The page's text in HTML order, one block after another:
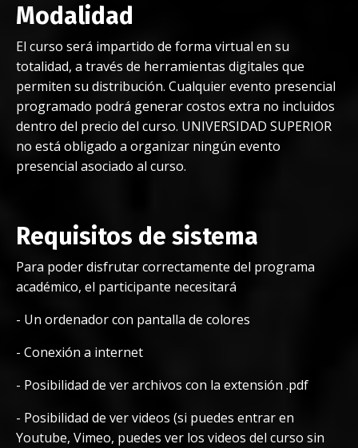
Modalidad
El curso será impartido de forma virtual en su
totalidad, a través de herramientas digitales que
permiten su distribución. Cualquier evento presencial
programado podrá generar costos extra no incluidos
dentro del precio del curso. UNIVERSIDAD SUPERIOR
no está obligado a organizar ningún evento
presencial asociado al curso.
Requisitos de sistema
Para poder disfrutar correctamente del programa
académico, el participante necesitará
- Un ordenador con pantalla de colores
- Conexión a internet
- Posibilidad de ver archivos con la extensión .pdf
- Posibilidad de ver videos (si puedes entrar en
Youtube, Vimeo, puedes ver los videos del curso sin